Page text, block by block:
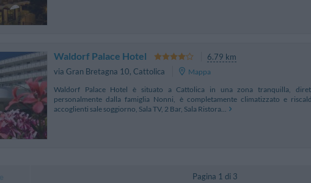
Waldorf Palace Hotel
6.79 km
via Gran Bretagna 10, Cattolica
Mappa
Waldorf Palace Hotel è situato a Cattolica in una zona tranquilla,
personalmente dalla famiglia Nonni, è completamente climatizzato e
accoglienti sale soggiorno, Sala TV, 2 Bar, Sala Ristora...
Pagina 1 di 3